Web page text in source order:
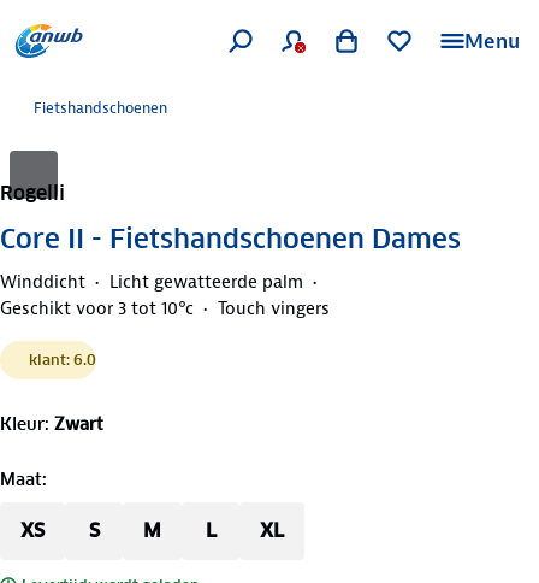
Menu
Fietshandschoenen
Rogelli
Core II - Fietshandschoenen Dames
Winddicht
Licht gewatteerde palm
Geschikt voor 3 tot 10°c
Touch vingers
klant: 6.0
Kleur: Zwart
Maat:
XS S M L XL